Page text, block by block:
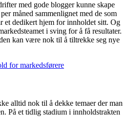
med gode blogger kunne skape
måned sammenlignet med de som
et dedikert hjem for innholdet sitt. Og
i sving for å få resultater.
kan være nok til å tiltrekke seg nye
for markedsførere
alltid nok til å dekke temaer der man
På et tidlig stadium i innholdstrakten